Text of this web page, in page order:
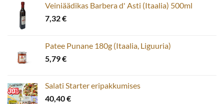
Veiniäädikas Barbera d' Asti (Itaalia) 500ml
7,32€
Patee Punane 180g (Itaalia, Liguuria)
5,79€
Salati Starter eripakkumises
40,40€